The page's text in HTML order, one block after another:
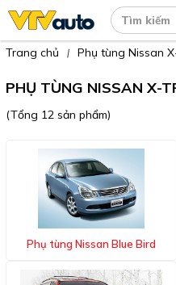
Trang chủ | Phụ tùng Nissan
PHỤ TÙNG NISSAN X-
(Tổng 12 sản phẩm)
Phụ tùng Nissan Blue Bird